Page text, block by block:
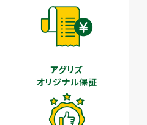
アグリズ
オリジナル保証